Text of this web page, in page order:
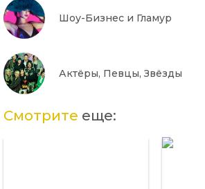
Шоу-Бизнес и Гламур
Актёры, Певцы, Звёзды
Смотрите еще: